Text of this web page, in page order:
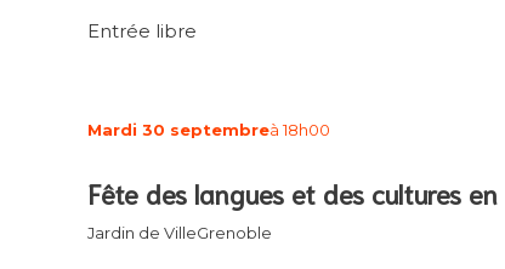
Entrée libre
Mardi 30 septembreà 18h00
Fête des langues et des cultures en
Jardin de VilleGrenoble